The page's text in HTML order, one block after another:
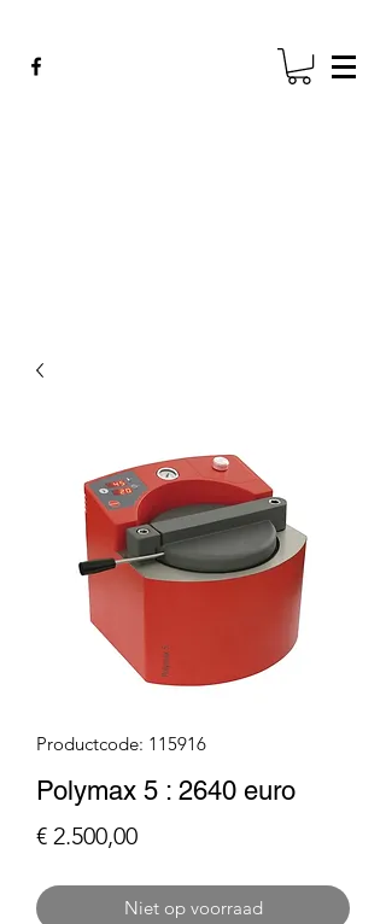
Productcode: 115916
Polymax 5 : 2640 euro
€ 2.500,00Prijs
Niet op voorraad